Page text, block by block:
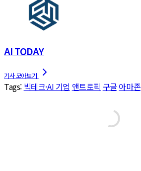
AI TODAY
Tags: 빅테크·AI 기업 앤트로픽 구글 아마존